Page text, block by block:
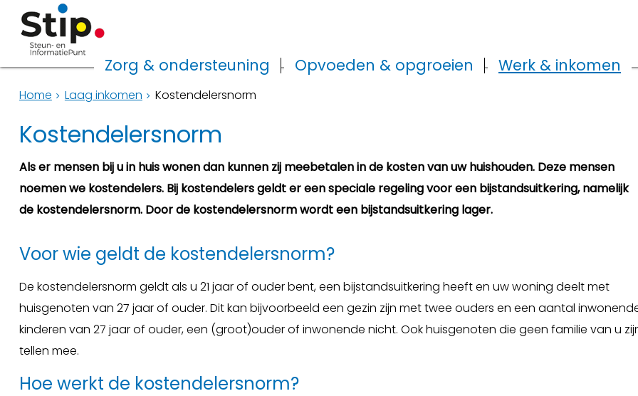
Zorg & ondersteuning Opvoeden & opgroeien Werk & inkomen
Home Laag inkomen Kostendelersnorm
Kostendelersnorm
Als er mensen bij u in huis wonen dan kunnen zij meebetalen in de kosten van uw huishouden. Deze mensen
noemen we kostendelers. Bij kostendelers geldt er een speciale regeling voor een bijstandsuitkering, namelijk
de kostendelersnorm. Door de kostendelersnorm wordt een bijstandsuitkering lager.
Voor wie geldt de kostendelersnorm?
De kostendelersnorm geldt als u 21 jaar of ouder bent, een bijstandsuitkering heeft en uw woning deelt met
huisgenoten van 27 jaar of ouder. Dit kan bijvoorbeeld een gezin zijn met twee ouders en een aantal
kinderen van 27 jaar of ouder, een (groot)ouder of inwonende nicht. Ook huisgenoten die geen familie van u
tellen mee.
Hoe werkt de kostendelersnorm?